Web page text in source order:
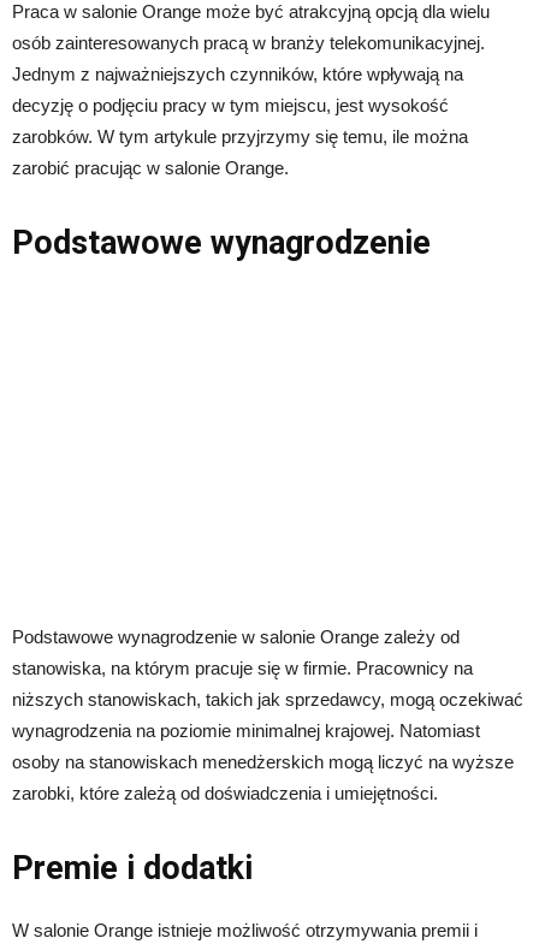
Praca w salonie Orange może być atrakcyjną opcją dla wielu
osób zainteresowanych pracą w branży telekomunikacyjnej.
Jednym z najważniejszych czynników, które wpływają na
decyzję o podjęciu pracy w tym miejscu, jest wysokość
zarobków. W tym artykule przyjrzymy się temu, ile można
zarobić pracując w salonie Orange.
Podstawowe wynagrodzenie
Podstawowe wynagrodzenie w salonie Orange zależy od
stanowiska, na którym pracuje się w firmie. Pracownicy na
niższych stanowiskach, takich jak sprzedawcy, mogą oczekiwać
wynagrodzenia na poziomie minimalnej krajowej. Natomiast
osoby na stanowiskach menedżerskich mogą liczyć na wyższe
zarobki, które zależą od doświadczenia i umiejętności.
Premie i dodatki
W salonie Orange istnieje możliwość otrzymywania premii i